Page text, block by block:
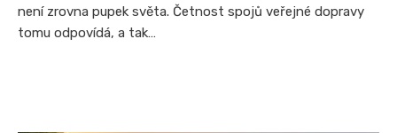
není zrovna pupek světa. Četnost spojů veřejné dopravy
tomu odpovídá, a tak…